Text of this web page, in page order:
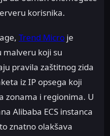
korisnika.
Trend Micro je
malveru koji su
pravila zaštitnog zida
iz IP opsega koji
zonama i regionima. U
Alibaba ECS instanca
znatno olakšava